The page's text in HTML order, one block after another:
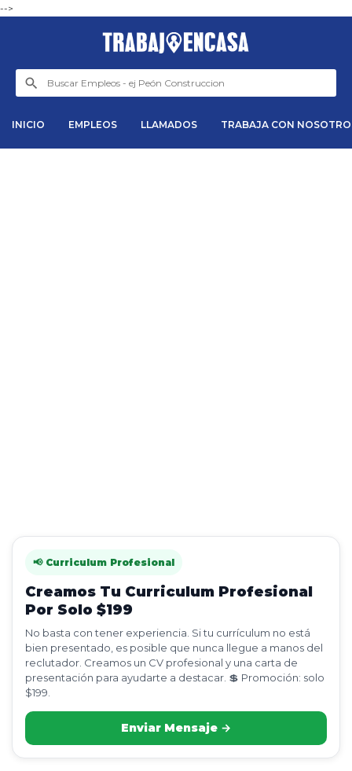
-->
INICIO EMPLEOS LLAMADOS TRABAJA CON
📢 Curriculum Profesional
Creamos Tu Curriculum Profesional
Por Solo $199
No basta con tener experiencia. Si tu currículum no está
bien presentado, es posible que nunca llegue a manos del
reclutador. Creamos un CV profesional y una carta de
presentación para ayudarte a destacar. 💲 Promoción: solo
$199.
Enviar Mensaje →